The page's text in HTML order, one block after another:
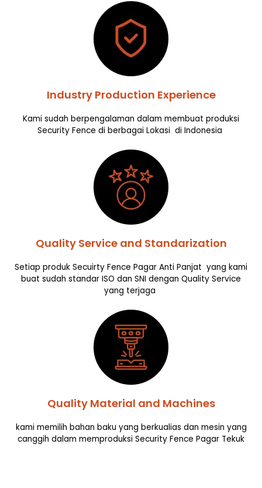
Industry Production Experience
Kami sudah berpengalaman dalam membuat produksi
Security Fence di berbagai Lokasi di Indonesia
Quality Service and Standarization
Setiap produk Secuirty Fence Pagar Anti Panjat yang kami
buat sudah standar ISO dan SNI dengan Quality Service
yang terjaga
Quality Material and Machines
kami memilih bahan baku yang berkualias dan mesin yang
canggih dalam memproduksi Security Fence Pagar Tekuk